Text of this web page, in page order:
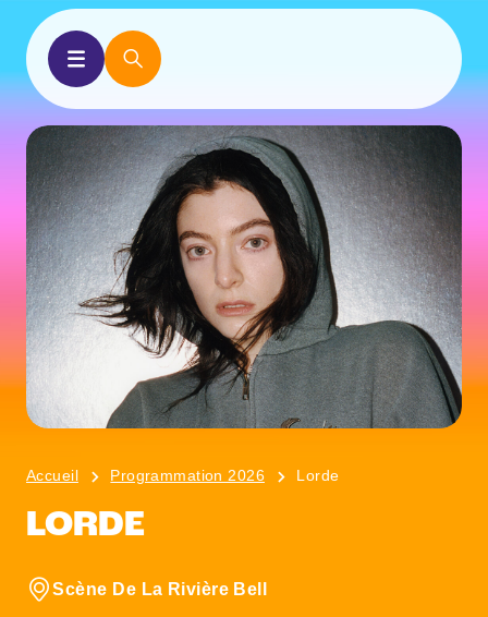
Accueil Programmation 2026 Lorde
LORDE
Scène De La Rivière Bell